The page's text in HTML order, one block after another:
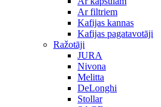
Ar filtriem
Kafijas kannas
Kafijas pagatavotāji
Ražotāji
JURA
Nivona
Melitta
DeLonghi
Stollar